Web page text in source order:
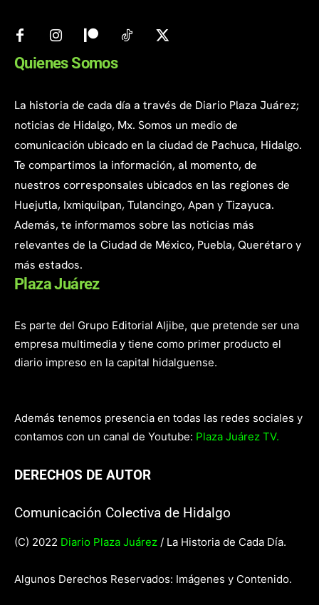
Quienes Somos
La historia de cada día a través de Diario Plaza Juárez;
noticias de Hidalgo, Mx. Somos un medio de
comunicación ubicado en la ciudad de Pachuca, Hidalgo.
Te compartimos la información, al momento, de
nuestros corresponsales ubicados en las regiones de
Huejutla, Ixmiquilpan, Tulancingo, Apan y Tizayuca.
Además, te informamos sobre las noticias más
relevantes de la Ciudad de México, Puebla, Querétaro y
más estados.
Plaza Juárez
Es parte del Grupo Editorial Aljibe, que pretende ser una
empresa multimedia y tiene como primer producto el
diario impreso en la capital hidalguense.
Además tenemos presencia en todas las redes sociales y
contamos con un canal de Youtube: Plaza Juárez TV.
DERECHOS DE AUTOR
Comunicación Colectiva de Hidalgo
(C) 2022 Diario Plaza Juárez / La Historia de Cada Día.
Algunos Derechos Reservados: Imágenes y Contenido.